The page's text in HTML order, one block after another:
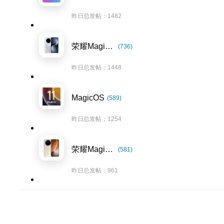
昨日总发帖：1482
荣耀Magic7系列 (736)
昨日总发帖：1448
MagicOS (589)
昨日总发帖：1254
荣耀Magic8系列 (581)
昨日总发帖：961